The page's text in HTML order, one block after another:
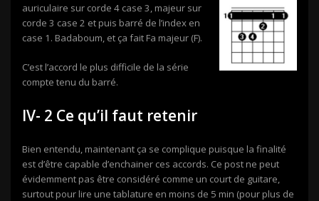
auriculaire sur corde 4 case 3, majeur sur
corde 3 case 2 et puis barré de l’index en
case 1. Badaboum, et ça fait Fa majeur (F).
C’est l’accord le plus difficile de la série
compte tenu du barré.
IV- 2 Ce qu’il faut retenir
Bien entendu, maintenant ça se complique puisque la finalité
est d’être capable d’enchainer ces accords. Ce post ne peut
évidemment pas être considéré comme un court de guitare,
surtout pour lire une tablature en moins de 5 min (pour plus de